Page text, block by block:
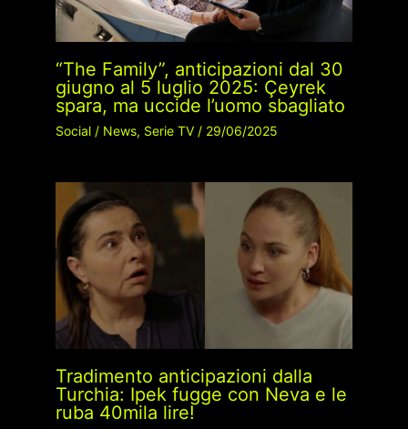
“The Family”, anticipazioni dal 30
giugno al 5 luglio 2025: Çeyrek
spara, ma uccide l’uomo sbagliato
Social/ News, Serie TV/ 29/06/2025
Tradimento anticipazioni dalla
Turchia: Ipek fugge con Neva e le
ruba 40mila lire!